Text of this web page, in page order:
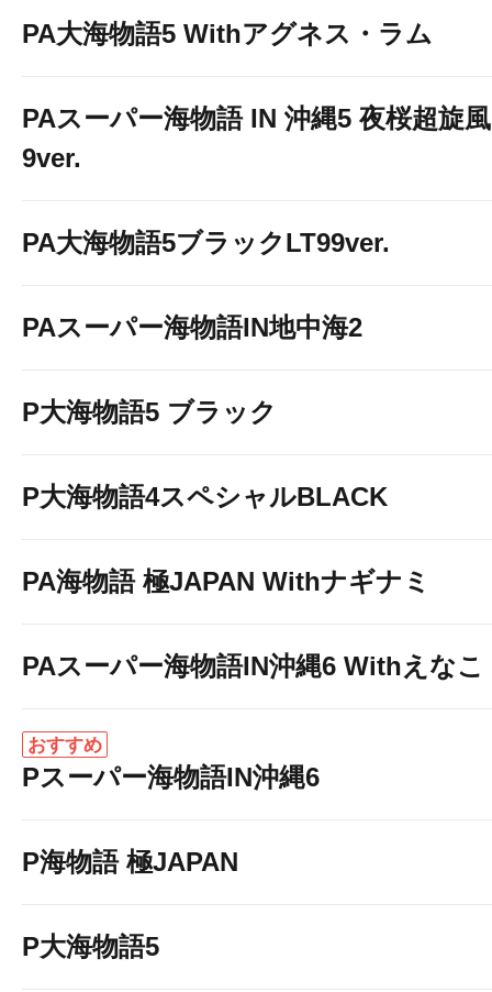
PA大海物語5 Withアグネス・ラム
PAスーパー海物語 IN 沖縄5 夜桜超旋
9ver.
PA大海物語5ブラックLT99ver.
PAスーパー海物語IN地中海2
P大海物語5 ブラック
P大海物語4スペシャルBLACK
PA海物語 極JAPAN Withナギナミ
PAスーパー海物語IN沖縄6 Withえなこ
おすすめ
Pスーパー海物語IN沖縄6
P海物語 極JAPAN
P大海物語5